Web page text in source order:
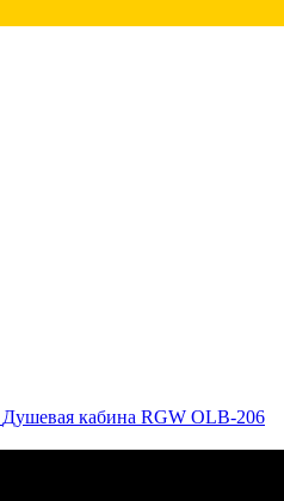
Душевая кабина RGW OLB-206